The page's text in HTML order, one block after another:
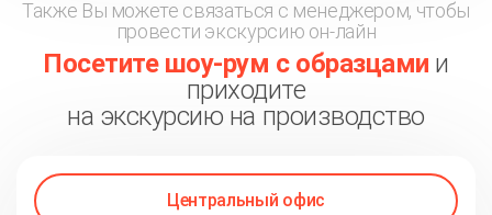
Также Вы можете связаться с менеджером, чтобы
провести экскурсию он-лайн
Посетите шоу-рум с образцами и
приходите
на экскурсию на производство
Центральный офис